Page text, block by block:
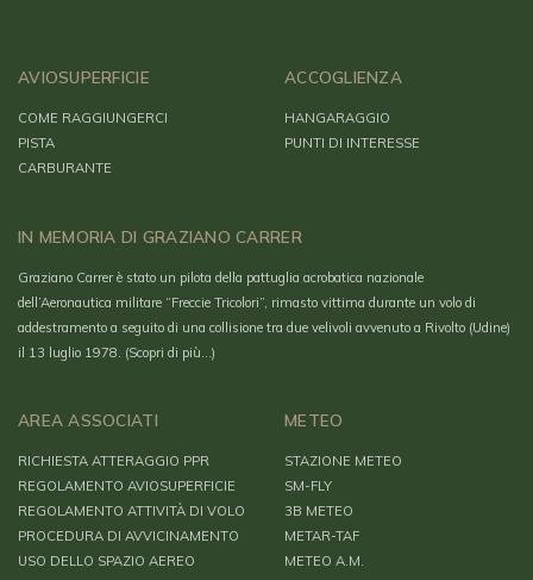
AVIOSUPERFICIE
COME RAGGIUNGERCI
PISTA
CARBURANTE
ACCOGLIENZA
HANGARAGGIO
PUNTI DI INTERESSE
IN MEMORIA DI GRAZIANO CARRER
Graziano Carrer è stato un pilota della pattuglia acrobatica nazionale
dell’Aeronautica militare “Freccie Tricolori”, rimasto vittima durante un volo di
addestramento a seguito di una collisione tra due velivoli avvenuto a Rivolto (Udine)
il 13 luglio 1978. (Scopri di più…)
AREA ASSOCIATI
RICHIESTA ATTERAGGIO PPR
REGOLAMENTO AVIOSUPERFICIE
REGOLAMENTO ATTIVITÀ DI VOLO
PROCEDURA DI AVVICINAMENTO
USO DELLO SPAZIO AEREO
METEO
STAZIONE METEO
SM-FLY
3B METEO
METAR-TAF
METEO A.M.